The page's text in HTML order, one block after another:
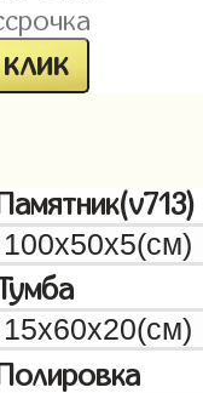
Памятник(v713)
Полировка